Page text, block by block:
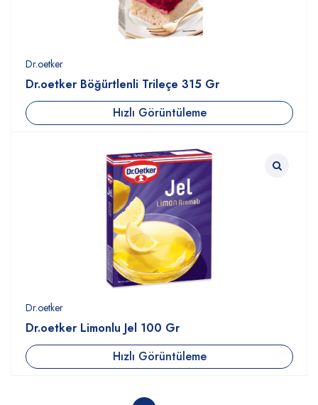
Dr.oetker
Dr.oetker Böğürtlenli Trileçe 315 Gr
Hızlı Görüntüleme
Dr.oetker
Dr.oetker Limonlu Jel 100 Gr
Hızlı Görüntüleme